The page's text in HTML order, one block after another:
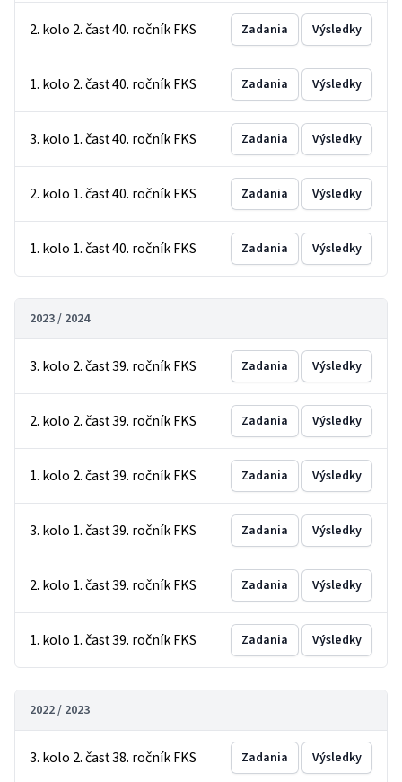
2. kolo 2. časť 40. ročník FKS Zadania Výsledky
1. kolo 2. časť 40. ročník FKS Zadania Výsledky
3. kolo 1. časť 40. ročník FKS Zadania Výsledky
2. kolo 1. časť 40. ročník FKS Zadania Výsledky
1. kolo 1. časť 40. ročník FKS Zadania Výsledky
2023 / 2024
3. kolo 2. časť 39. ročník FKS Zadania Výsledky
2. kolo 2. časť 39. ročník FKS Zadania Výsledky
1. kolo 2. časť 39. ročník FKS Zadania Výsledky
3. kolo 1. časť 39. ročník FKS Zadania Výsledky
2. kolo 1. časť 39. ročník FKS Zadania Výsledky
1. kolo 1. časť 39. ročník FKS Zadania Výsledky
2022 / 2023
3. kolo 2. časť 38. ročník FKS Zadania Výsledky